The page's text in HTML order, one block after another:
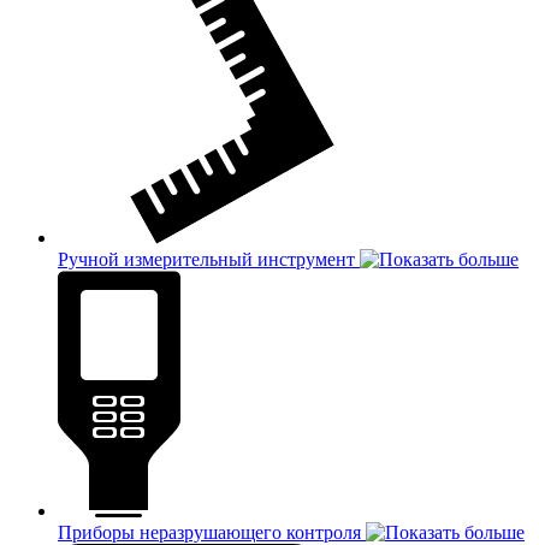
Ручной измерительный инструмент
Приборы неразрушающего контроля